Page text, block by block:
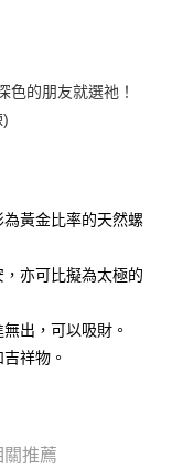
色的朋友就選祂！
黃金比率的天然螺
亦可比擬為太極的
出，可以吸財。
祥物。
關推薦